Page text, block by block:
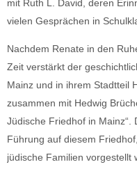
mit Ruth L. David, deren
vielen Gesprächen in
Nachdem Renate in den
Zeit verstärkt der
Mainz und in ihrem Stadtteil
zusammen mit Hedwig
Jüdische Friedhof in Mainz“.
Führung auf diesem
jüdische Familien vorgestellt